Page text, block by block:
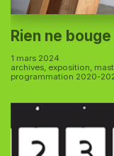
Rien ne
1 mars 2024
archives, exposition,
programmation 2020-